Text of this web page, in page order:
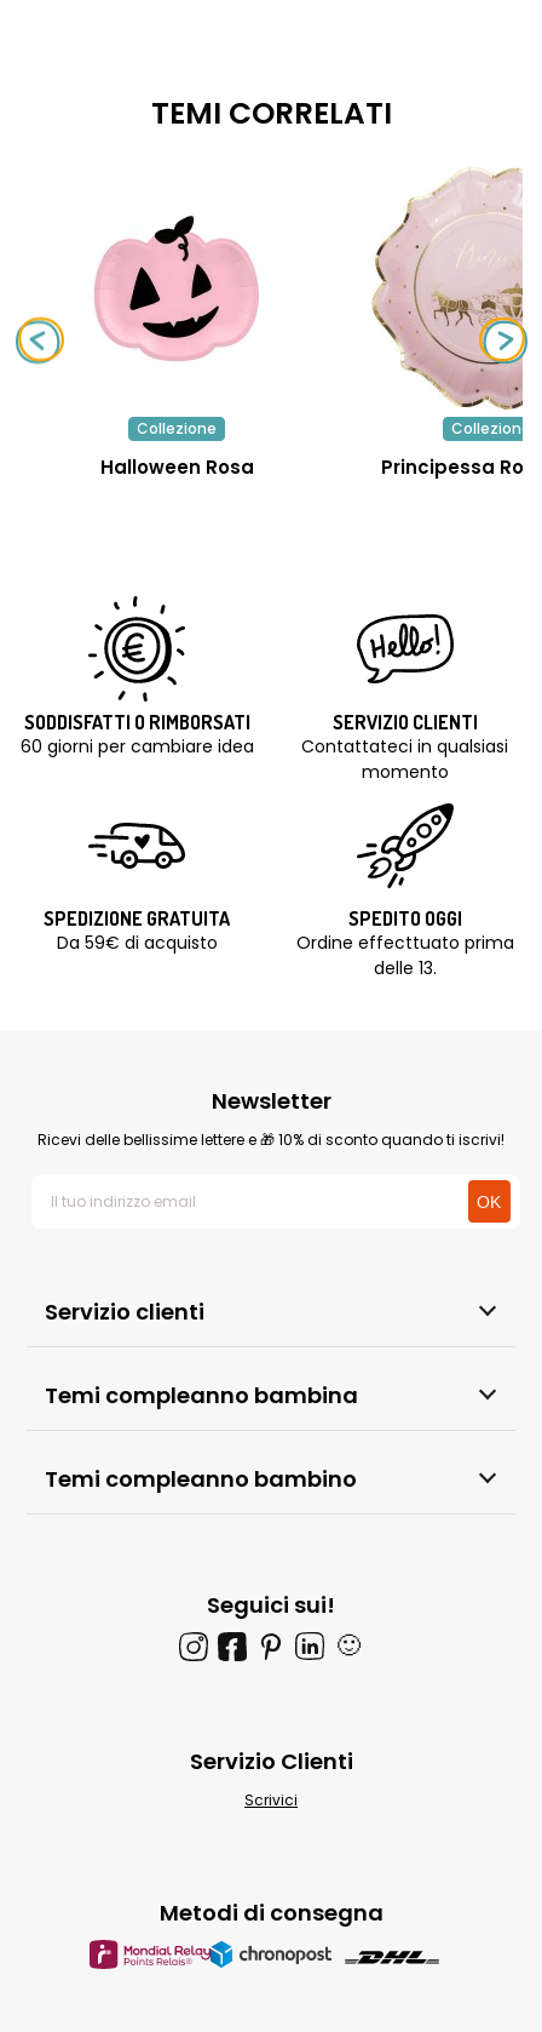
TEMI CORRELATI
Collezione
Halloween Rosa
Collezione
Principessa
SODDISFATTI O RIMBORSATI
60 giorni per cambiare idea
SERVIZIO CLIENTI
Contattateci in qualsiasi
momento
SPEDIZIONE GRATUITA
Da 59€ di acquisto
SPEDITO OGGI
Ordine effecttuato prima
delle 13.
Servizio clienti
Temi compleanno bambina
Temi compleanno bambino
Newsletter
Ricevi delle bellissime lettere e 🎁 10% di sconto quando ti iscrivi!
Seguici sui!
🙂
Metodi di consegna
Servizio Clienti
Scrivici